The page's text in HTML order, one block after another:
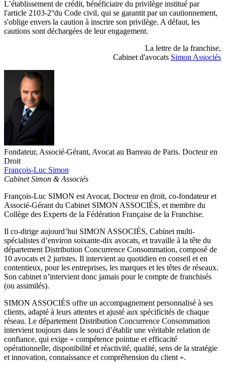
L’établissement de crédit, bénéficiaire du privilège institué par
l'article 2103-2°du Code civil, qui se garantit par un cautionnement,
s'oblige envers la caution à inscrire son privilège. A défaut, les
cautions sont déchargées de leur engagement.
La lettre de la franchise,
Cabinet d'avocats Simon Associés
Fondateur, Associé-Gérant, Avocat au Barreau de Paris. Docteur en
Droit
François-Luc Simon
Cabinet Simon & Associés
François-Luc SIMON est Avocat, Docteur en droit, co-fondateur et
Associé-Gérant du Cabinet SIMON ASSOCIÉS, et membre du
Collège des Experts de la Fédération Française de la Franchise.
Il co-dirige aujourd’hui SIMON ASSOCIÉS, Cabinet multi-
spécialistes d’environ soixante-dix avocats, et travaille à la tête du
département Distribution Concurrence Consommation, composé de
10 avocats et 2 juristes. Il intervient au quotidien en conseil et en
contentieux, pour les entreprises, les marques et les têtes de réseaux.
Son cabinet n’intervient donc jamais pour le compte de franchisés
(ou assimilés).
SIMON ASSOCIÉS offre un accompagnement personnalisé à ses
clients, adapté à leurs attentes et ajusté aux spécificités de chaque
réseau. Le département Distribution Concurrence Consommation
intervient toujours dans le souci d’établir une véritable relation de
confiance, qui exige « compétence pointue et efficacité
opérationnelle, disponibilité et réactivité, qualité, sens de la stratégie
et innovation, connaissance et compréhension du client ».